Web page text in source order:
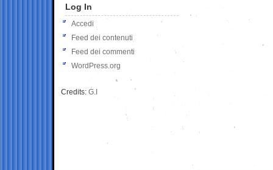
Log In
Accedi
Feed dei contenuti
Feed dei commenti
WordPress.org
Credits: G.I